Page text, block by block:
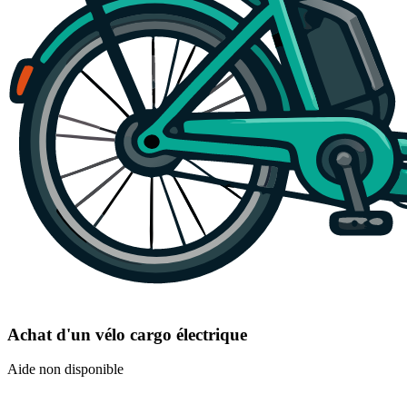
Achat d'un vélo cargo électrique
Aide non disponible